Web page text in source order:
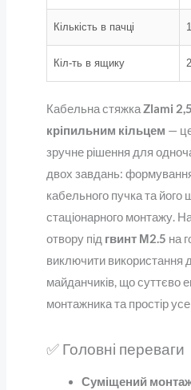
Кількість в пачці
Кіл-ть в ящику
Кабельна стяжкаZlami
кріпильним кільцем —
зручне рішення для
двох завдань:
кабельного пучка та його
стаціонарного монтажу.
отвору під гвинт М2.5 на
виключити використання
майданчиків, що суттєво
монтажника та простір
✅ Головні переваги
Суміщений